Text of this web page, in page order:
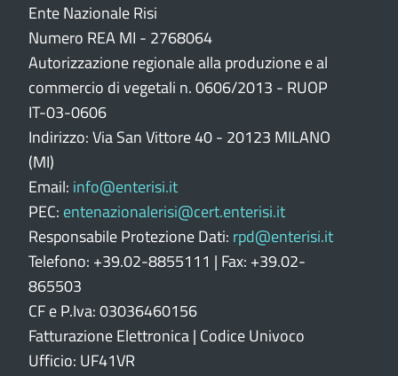
Ente Nazionale Risi
Numero REA MI - 2768064
Autorizzazione regionale alla produzione e al
commercio di vegetali n. 0606/2013 - RUOP
IT-03-0606
Indirizzo: Via San Vittore 40 - 20123 MILANO
(MI)
Email: info@enterisi.it
PEC: entenazionalerisi@cert.enterisi.it
Responsabile Protezione Dati: rpd@enterisi.it
Telefono: +39.02-8855111 | Fax: +39.02-
865503
CF e P.Iva: 03036460156
Fatturazione Elettronica | Codice Univoco
Ufficio: UF41VR